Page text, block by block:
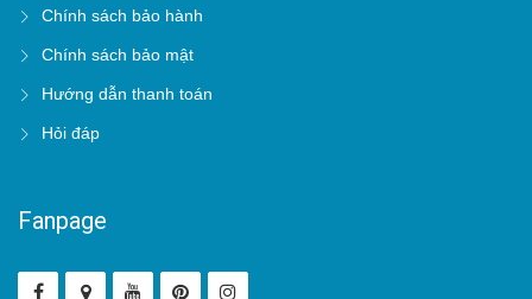
Chính sách bảo hành
Chính sách bảo mật
Hướng dẫn thanh toán
Hỏi đáp
Fanpage